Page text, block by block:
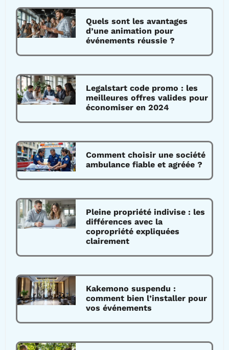
Quels sont les avantages
d’une animation pour
événements réussie ?
Legalstart code promo : les
meilleures offres valides pour
économiser en 2024
Comment choisir une société
ambulance fiable et agréée ?
Pleine propriété indivise : les
différences avec la
copropriété expliquées
clairement
Kakemono suspendu :
comment bien l’installer pour
vos événements